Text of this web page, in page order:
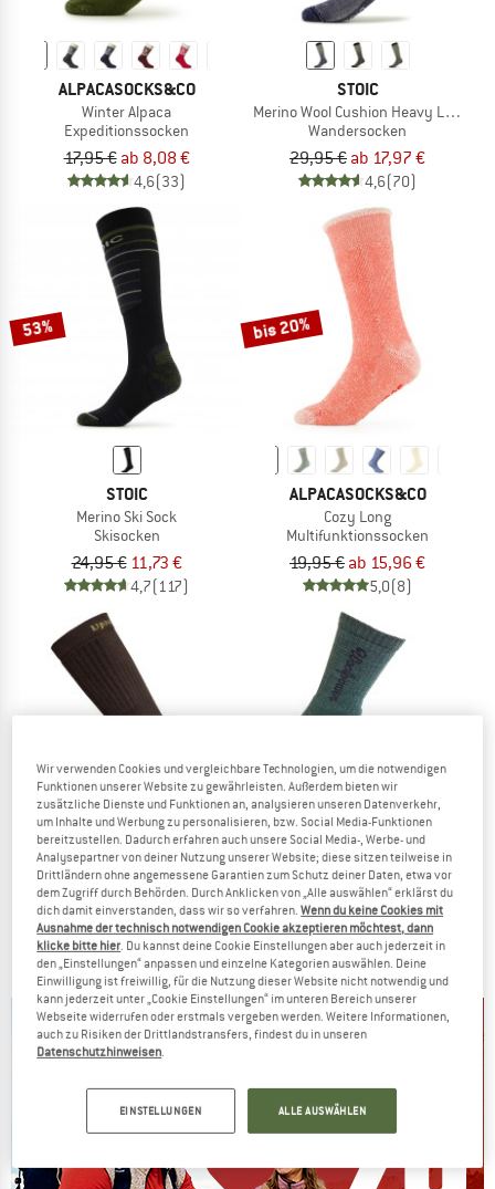
ALPACASOCKS&CO
Winter Alpaca
Expeditionssocken
17,95 € ab 8,08 €
4,6(33)
STOIC
Merino Wool Cushion Heavy Long
Wandersocken
29,95 € ab 17,97 €
4,6(70)
53%
STOIC
Merino Ski Sock
Skisocken
24,95 € 11,73 €
4,7(117)
bis 20%
ALPACASOCKS&CO
Cozy Long
Multifunktionssocken
19,95 € ab 15,96 €
5,0(8)
UPHILLSPORT
Rova 4-Layer Cushioned H5 Merino
Expeditionssocken
24,95 €
5,0(1)
WOOLPOWER
Sport Socks 400 Logo
Wandersocken
23,95 €
4,9(59)
Wir verwenden Cookies und vergleichbare Technologien, um die notwendigen
Funktionen unserer Website zu gewährleisten. Außerdem bieten wir
zusätzliche Dienste und Funktionen an, analysieren unseren Datenverkehr,
um Inhalte und Werbung zu personalisieren, bzw. Social Media-Funktionen
bereitzustellen. Dadurch erfahren auch unsere Social Media-, Werbe- und
Analysepartner von deiner Nutzung unserer Website; diese sitzen teilweise in
Drittländern ohne angemessene Garantien zum Schutz deiner Daten, etwa vor
dem Zugriff durch Behörden. Durch Anklicken von „Alle auswählen“ erklärst du
dich damit einverstanden, dass wir so verfahren.Wenn du keine Cookies mit
Ausnahme der technisch notwendigen Cookie akzeptieren möchtest, dann
klicke bitte hier . Du kannst deine Cookie Einstellungen aber auch jederzeit in
den „Einstellungen“ anpassen und einzelne Kategorien auswählen. Deine
Einwilligung ist freiwillig, für die Nutzung dieser Website nicht notwendig und
kann jederzeit unter „Cookie Einstellungen“ im unteren Bereich unserer
Webseite widerrufen oder erstmals vergeben werden. Weitere Informationen,
auch zu Risiken der Drittlandstransfers, findest du in unseren
Datenschutzhinweisen
EINSTELLUNGEN ALLE AUSWÄHLEN